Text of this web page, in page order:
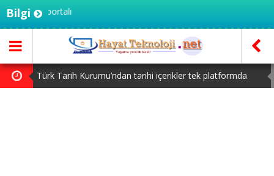
Bilgiportalı
Türk Tarih Kurumu’ndan tarihi içerikler tek platformda